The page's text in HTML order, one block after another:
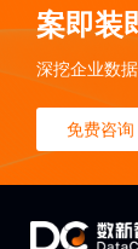
案即装
深挖企业数
免费咨询